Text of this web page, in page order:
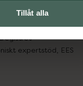
Tillåt alla
in gammal medicin
läkemedel
expertstöd, EES